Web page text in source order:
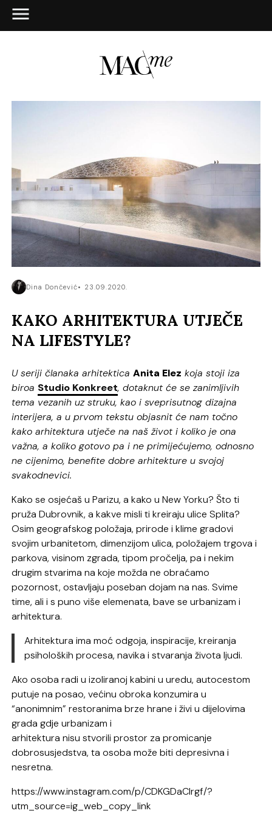
Dina Dončević 23.09.2020.
KAKO ARHITEKTURA UTJEČE
NA LIFESTYLE?
U seriji članaka arhitekticaAnita Elez koja stoji iza
biroa Studio Konkreet, dotaknut će se zanimljivih
tema vezanih uz struku, kao i sveprisutnog dizajna
interijera, a u prvom tekstu objasnit će nam točno
kako arhitektura utječe na naš život i koliko je ona
važna, a koliko gotovo pa i ne primijećujemo, odnosno
ne cijenimo, benefite dobre arhitekture u svojoj
svakodnevici.
Kako se osjećaš u Parizu, a kako u New Yorku? Što ti
pruža Dubrovnik, a kakve misli ti kreiraju ulice Splita?
Osim geografskog položaja, prirode i klime gradovi
svojim urbanitetom, dimenzijom ulica, položajem trgova i
parkova, visinom zgrada, tipom pročelja, pa i nekim
drugim stvarima na koje možda ne obraćamo
pozornost, ostavljaju poseban dojam na nas. Svime
time, ali i s puno više elemenata, bave se urbanizam i
arhitektura.
Arhitektura ima moć odgoja, inspiracije, kreiranja
psiholoških procesa, navika i stvaranja života ljudi.
Ako osoba radi u izoliranoj kabini u uredu, autocestom
putuje na posao, većinu obroka konzumira u
“anonimnim” restoranima brze hrane i živi u dijelovima
grada gdje urbanizam i
arhitektura nisu stvorili prostor za promicanje
dobrosusjedstva, ta osoba može biti depresivna i
nesretna.
https://www.instagram.com/p/CDKGDaCIrgf/?
utm_source=ig_web_copy_link